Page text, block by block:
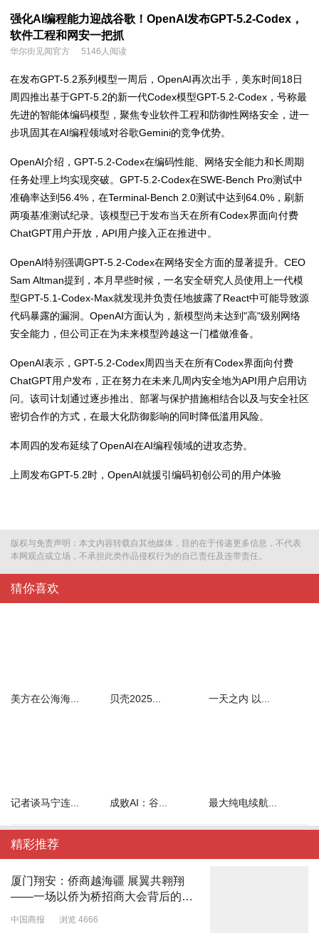
强化AI编程能力迎战谷歌！OpenAI发布GPT-5.2-Codex，
软件工程和网安一把抓
华尔街见闻官方 5146人阅读
在发布GPT-5.2系列模型一周后，OpenAI再次出手，美东时间18日
周四推出基于GPT-5.2的新一代Codex模型GPT-5.2-Codex，号称最
先进的智能体编码模型，聚焦专业软件工程和防御性网络安全，进一
步巩固其在AI编程领域对谷歌Gemini的竞争优势。
OpenAI介绍，GPT-5.2-Codex在编码性能、网络安全能力和长周期
任务处理上均实现突破。GPT-5.2-Codex在SWE-Bench Pro测试中
准确率达到56.4%，在Terminal-Bench 2.0测试中达到64.0%，刷新
两项基准测试纪录。该模型已于发布当天在所有Codex界面向付费
ChatGPT用户开放，API用户接入正在推进中。
OpenAI特别强调GPT-5.2-Codex在网络安全方面的显著提升。CEO
Sam Altman提到，本月早些时候，一名安全研究人员使用上一代模
型GPT-5.1-Codex-Max就发现并负责任地披露了React中可能导致源
代码暴露的漏洞。OpenAI方面认为，新模型尚未达到"高"级别网络
安全能力，但公司正在为未来模型跨越这一门槛做准备。
OpenAI表示，GPT-5.2-Codex周四当天在所有Codex界面向付费
ChatGPT用户发布，正在努力在未来几周内安全地为API用户启用访
问。该司计划通过逐步推出、部署与保护措施相结合以及与安全社区
密切合作的方式，在最大化防御影响的同时降低滥用风险。
本周四的发布延续了OpenAI在AI编程领域的进攻态势。
上周发布GPT-5.2时，OpenAI就援引编码初创公司的用户体验
版权与免责声明：本文内容转载自其他媒体，目的在于传递更多信息，不代表
本网观点或立场，不承担此类作品侵权行为的自己责任及连带责任。
猜你喜欢
美方在公海海... 贝壳2025... 一天之内 以...
记者谈马宁连... 成败AI：谷... 最大纯电续航...
精彩推荐
厦门翔安：侨商越海疆 展翼共翱翔
——一场以侨为桥招商大会背后的千
中国商报 浏览 4666